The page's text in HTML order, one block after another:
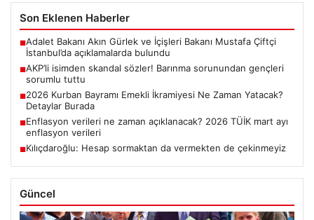
Son Eklenen Haberler
■Adalet Bakanı Akın Gürlek ve İçişleri Bakanı Mustafa Çiftçi
İstanbul’da açıklamalarda bulundu
■AKP’li isimden skandal sözler! Barınma sorunundan gençleri
sorumlu tuttu
■2026 Kurban Bayramı Emekli İkramiyesi Ne Zaman Yatacak?
Detaylar Burada
■Enflasyon verileri ne zaman açıklanacak? 2026 TÜİK mart ayı
enflasyon verileri
■Kılıçdaroğlu: Hesap sormaktan da vermekten de çekinmeyiz
Güncel